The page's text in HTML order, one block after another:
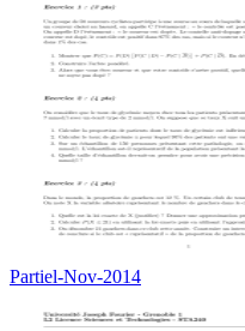
Partiel-Nov-2014